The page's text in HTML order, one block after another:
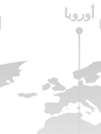
أوروبا